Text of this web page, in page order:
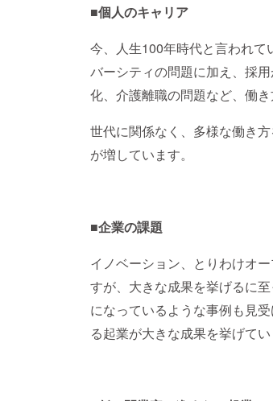
■個人のキャリア
今、人生100年時代と言われて
バーシティの問題に加え、採
化、介護離職の問題など、働
世代に関係なく、多様な働き
が増しています。
■企業の課題
イノベーション、とりわけオ
すが、大きな成果を挙げるに
になっているような事例も見
る起業が大きな成果を挙げてい